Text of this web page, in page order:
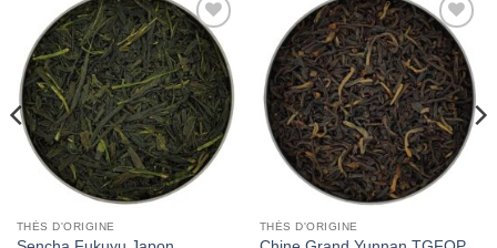
Add to
Wishlist
THÉS D'ORIGINE
Add to
Wishlist
THÉS D'ORIGINE